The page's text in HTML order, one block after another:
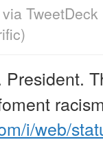
via TweetDeck
)
President.
i/web/